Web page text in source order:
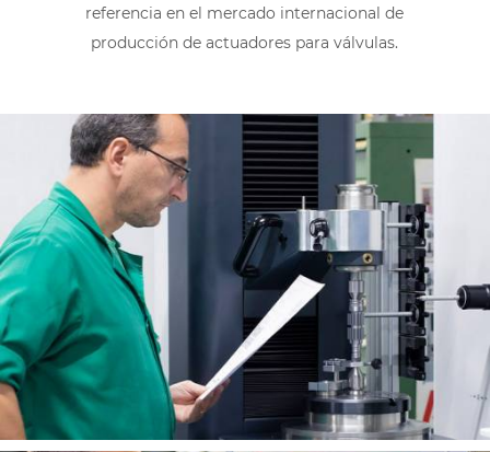
referencia en el mercado internacional de
producción de actuadores para válvulas.